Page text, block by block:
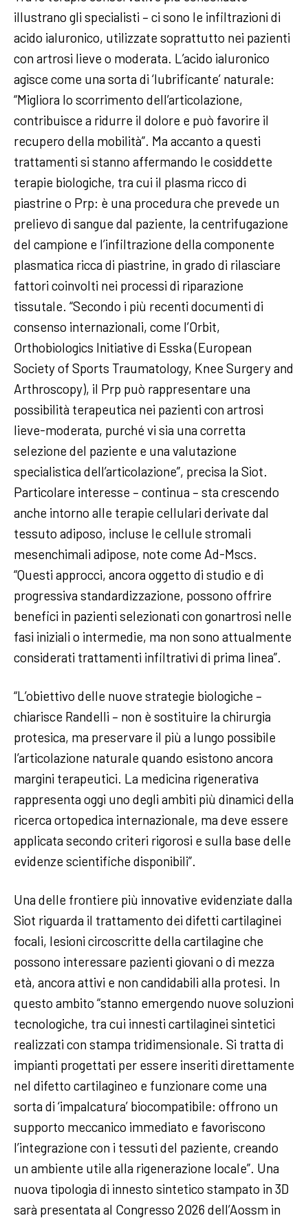
illustrano gli specialisti – ci sono le infiltrazioni di
acido ialuronico, utilizzate soprattutto nei pazienti
con artrosi lieve o moderata. L’acido ialuronico
agisce come una sorta di ‘lubrificante’ naturale:
“Migliora lo scorrimento dell’articolazione,
contribuisce a ridurre il dolore e può favorire il
recupero della mobilità”. Ma accanto a questi
trattamenti si stanno affermando le cosiddette
terapie biologiche, tra cui il plasma ricco di
piastrine o Prp: è una procedura che prevede un
prelievo di sangue dal paziente, la centrifugazione
del campione e l’infiltrazione della componente
plasmatica ricca di piastrine, in grado di rilasciare
fattori coinvolti nei processi di riparazione
tissutale. “Secondo i più recenti documenti di
consenso internazionali, come l’Orbit,
Orthobiologics Initiative di Esska (European
Society of Sports Traumatology, Knee Surgery and
Arthroscopy), il Prp può rappresentare una
possibilità terapeutica nei pazienti con artrosi
lieve-moderata, purché vi sia una corretta
selezione del paziente e una valutazione
specialistica dell’articolazione”, precisa la Siot.
Particolare interesse – continua – sta crescendo
anche intorno alle terapie cellulari derivate dal
tessuto adiposo, incluse le cellule stromali
mesenchimali adipose, note come Ad-Mscs.
“Questi approcci, ancora oggetto di studio e di
progressiva standardizzazione, possono offrire
benefici in pazienti selezionati con gonartrosi nelle
fasi iniziali o intermedie, ma non sono attualmente
considerati trattamenti infiltrativi di prima linea”.
“L’obiettivo delle nuove strategie biologiche –
chiarisce Randelli – non è sostituire la chirurgia
protesica, ma preservare il più a lungo possibile
l’articolazione naturale quando esistono ancora
margini terapeutici. La medicina rigenerativa
rappresenta oggi uno degli ambiti più dinamici della
ricerca ortopedica internazionale, ma deve essere
applicata secondo criteri rigorosi e sulla base delle
evidenze scientifiche disponibili”.
Una delle frontiere più innovative evidenziate dalla
Siot riguarda il trattamento dei difetti cartilaginei
focali, lesioni circoscritte della cartilagine che
possono interessare pazienti giovani o di mezza
età, ancora attivi e non candidabili alla protesi. In
questo ambito “stanno emergendo nuove soluzioni
tecnologiche, tra cui innesti cartilaginei sintetici
realizzati con stampa tridimensionale. Si tratta di
impianti progettati per essere inseriti direttamente
nel difetto cartilagineo e funzionare come una
sorta di ‘impalcatura’ biocompatibile: offrono un
supporto meccanico immediato e favoriscono
l’integrazione con i tessuti del paziente, creando
un ambiente utile alla rigenerazione locale”. Una
nuova tipologia di innesto sintetico stampato in 3D
sarà presentata al Congresso 2026 dell’Aossm in